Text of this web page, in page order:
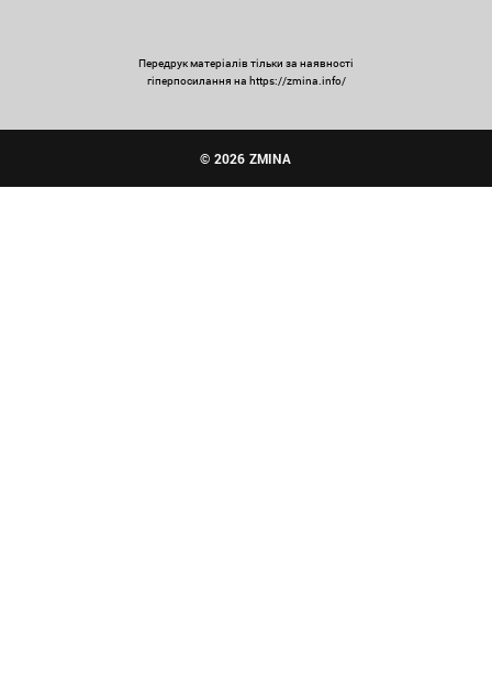
Передрук матеріалів тільки за наявності
гіперпосилання на https://zmina.info/
© 2026 ZMINA